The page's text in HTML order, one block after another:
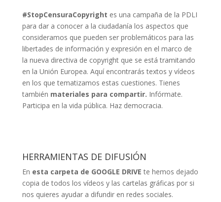
#StopCensuraCopyright es una campaña de la PDLI
para dar a conocer a la ciudadanía los aspectos que
consideramos que pueden ser problemáticos para las
libertades de información y expresión en el marco de
la nueva directiva de copyright que se está tramitando
en la Unión Europea. Aquí encontrarás textos y vídeos
en los que tematizamos estas cuestiones. Tienes
también materiales para compartir. Infórmate.
Participa en la vida pública. Haz democracia.
HERRAMIENTAS DE DIFUSIÓN
En esta carpeta de GOOGLE DRIVE te hemos dejado
copia de todos los vídeos y las cartelas gráficas por si
nos quieres ayudar a difundir en redes sociales.